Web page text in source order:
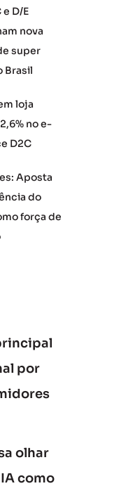
e D/E
nova
super
Brasil
loja
no e-
D2C
Aposta
do
força de
por
olhar
como